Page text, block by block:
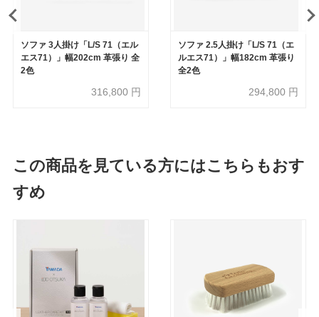
ソファ 3人掛け「L/S 71（エル
エス71）」幅202cm 革張り 全
2色
316,800 円
ソファ 2.5人掛け「L/S 71（エ
ルエス71）」幅182cm 革張り
全2色
294,800 円
この商品を見ている方にはこちらもおす
すめ